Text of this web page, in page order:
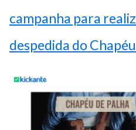
campanha para
despedida do